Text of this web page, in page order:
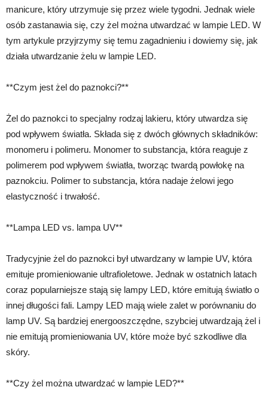
manicure, który utrzymuje się przez wiele tygodni. Jednak wiele
osób zastanawia się, czy żel można utwardzać w lampie LED. W
tym artykule przyjrzymy się temu zagadnieniu i dowiemy się, jak
działa utwardzanie żelu w lampie LED.
**Czym jest żel do paznokci?**
Żel do paznokci to specjalny rodzaj lakieru, który utwardza się
pod wpływem światła. Składa się z dwóch głównych składników:
monomeru i polimeru. Monomer to substancja, która reaguje z
polimerem pod wpływem światła, tworząc twardą powłokę na
paznokciu. Polimer to substancja, która nadaje żelowi jego
elastyczność i trwałość.
**Lampa LED vs. lampa UV**
Tradycyjnie żel do paznokci był utwardzany w lampie UV, która
emituje promieniowanie ultrafioletowe. Jednak w ostatnich latach
coraz popularniejsze stają się lampy LED, które emitują światło o
innej długości fali. Lampy LED mają wiele zalet w porównaniu do
lamp UV. Są bardziej energooszczędne, szybciej utwardzają żel i
nie emitują promieniowania UV, które może być szkodliwe dla
skóry.
**Czy żel można utwardzać w lampie LED?**